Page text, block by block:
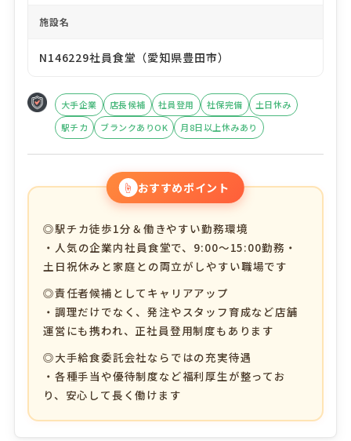
施設名
N146229社員食堂（愛知県豊田市）
大手企業 店長候補 社員登用 社保完備
土日休み
駅チカ
ブランクありOK 月8日以上休みあり
☝ おすすめポイント
◎駅チカ徒歩1分＆働きやすい勤務環境
・人気の企業内社員食堂で、9:00～15:00勤務・
土日祝休みと家庭との両立がしやすい職場です
◎責任者候補としてキャリアアップ
・調理だけでなく、発注やスタッフ育成など店舗
運営にも携われ、正社員登用制度もあります
◎大手給食委託会社ならではの充実待遇
・各種手当や優待制度など福利厚生が整ってお
り、安心して長く働けます